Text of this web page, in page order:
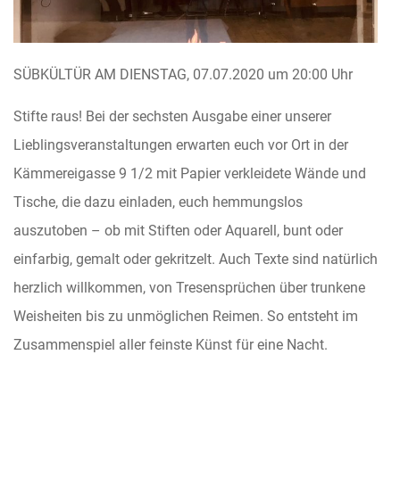
SÜBKÜLTÜR AM DIENSTAG, 07.07.2020 um 20:00 Uhr
Stifte raus! Bei der sechsten Ausgabe einer unserer
Lieblingsveranstaltungen erwarten euch vor Ort in der
Kämmereigasse 9 1/2 mit Papier verkleidete Wände und
Tische, die dazu einladen, euch hemmungslos
auszutoben – ob mit Stiften oder Aquarell, bunt oder
einfarbig, gemalt oder gekritzelt. Auch Texte sind natürlich
herzlich willkommen, von Tresensprüchen über trunkene
Weisheiten bis zu unmöglichen Reimen. So entsteht im
Zusammenspiel aller feinste Künst für eine Nacht.